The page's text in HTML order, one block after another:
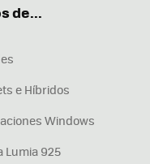
de...
e Híbridos
Windows
Lumia 925